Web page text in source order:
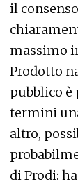
il
massimo
Prodotto
pubblico è
termini
altro,
di Prodi: